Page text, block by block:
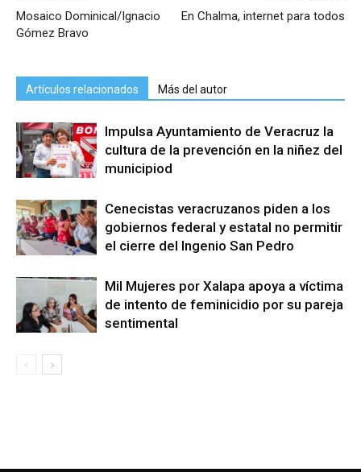
Mosaico Dominical/Ignacio
Gómez Bravo
En Chalma, internet para todos
Artículos relacionados Más del autor
Impulsa Ayuntamiento de Veracruz la
cultura de la prevención en la niñez del
municipiod
Cenecistas veracruzanos piden a los
gobiernos federal y estatal no permitir
el cierre del Ingenio San Pedro
Mil Mujeres por Xalapa apoya a víctima
de intento de feminicidio por su pareja
sentimental